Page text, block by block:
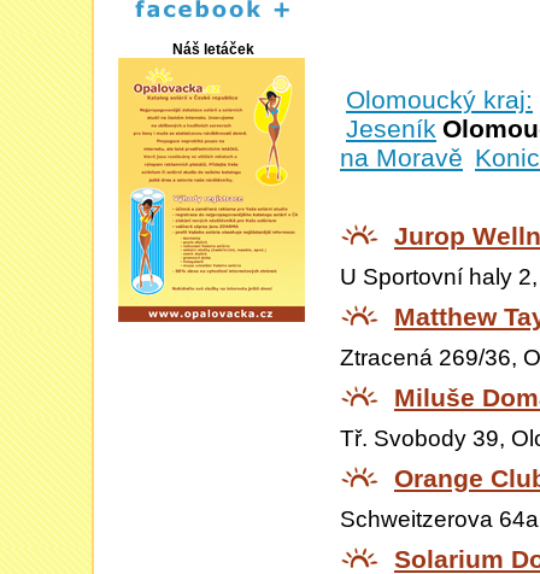
Náš letáček
Olomoucký kraj:
Jeseník
na Moravě
Jurop
U Sportovní haly
Matthew
Ztracená 269/36,
Miluše
Tř. Svobody 39,
Orange
Schweitzerova
Solarium